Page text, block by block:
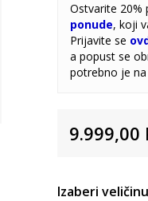
Ostvarite 20%
ponude, koji
Prijavite se
a popust se
potrebno je
9.999,00
Izaberi